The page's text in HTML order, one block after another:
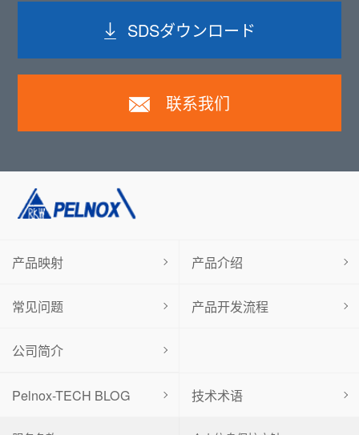
SDSダウンロード
联系我们
Pelnox-TECH BLOG 技术术语
产品映射 产品介绍
常见问题 产品开发流程
公司简介